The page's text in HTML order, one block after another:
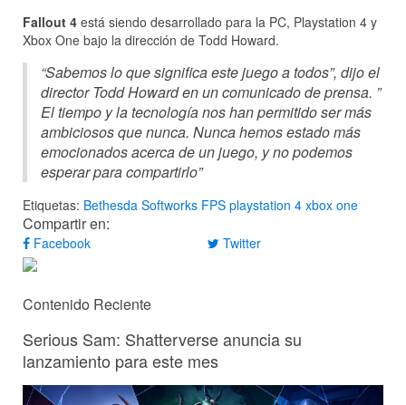
Fallout 4 está siendo desarrollado para la PC, Playstation 4 y
Xbox One bajo la dirección de Todd Howard.
“Sabemos lo que significa este juego a todos”, dijo el
director Todd Howard en un comunicado de prensa. ”
El tiempo y la tecnología nos han permitido ser más
ambiciosos que nunca. Nunca hemos estado más
emocionados acerca de un juego, y no podemos
esperar para compartirlo”
Etiquetas: Bethesda Softworks FPS playstation 4 xbox one
Compartir en:
Facebook Twitter
Contenido Reciente
Serious Sam: Shatterverse anuncia su
lanzamiento para este mes